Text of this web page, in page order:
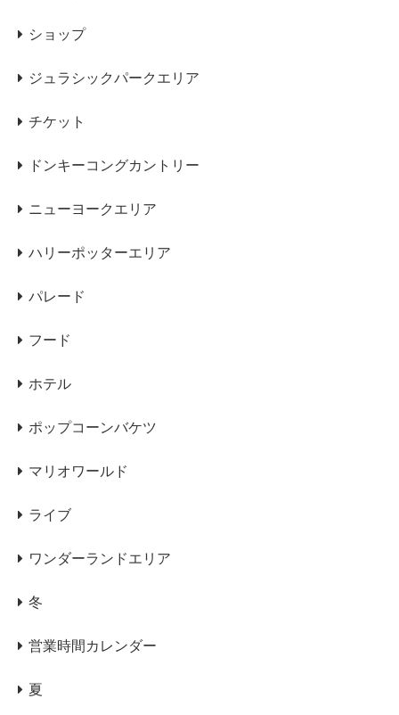
ショップ
ジュラシックパークエリア
チケット
ドンキーコングカントリー
ニューヨークエリア
ハリーポッターエリア
パレード
フード
ホテル
ポップコーンバケツ
マリオワールド
ライブ
ワンダーランドエリア
冬
営業時間カレンダー
夏